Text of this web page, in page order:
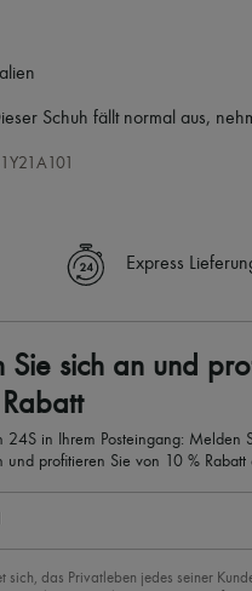
Schuh fällt normal aus,
Express
Sie sich an und
24S in Ihrem Posteingang: Melden
und profitieren Sie von 10 % Rabatt
sich, das Privatleben jedes seiner